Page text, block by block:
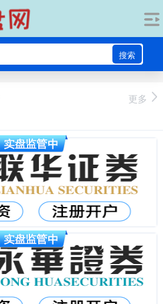
搜索
更多